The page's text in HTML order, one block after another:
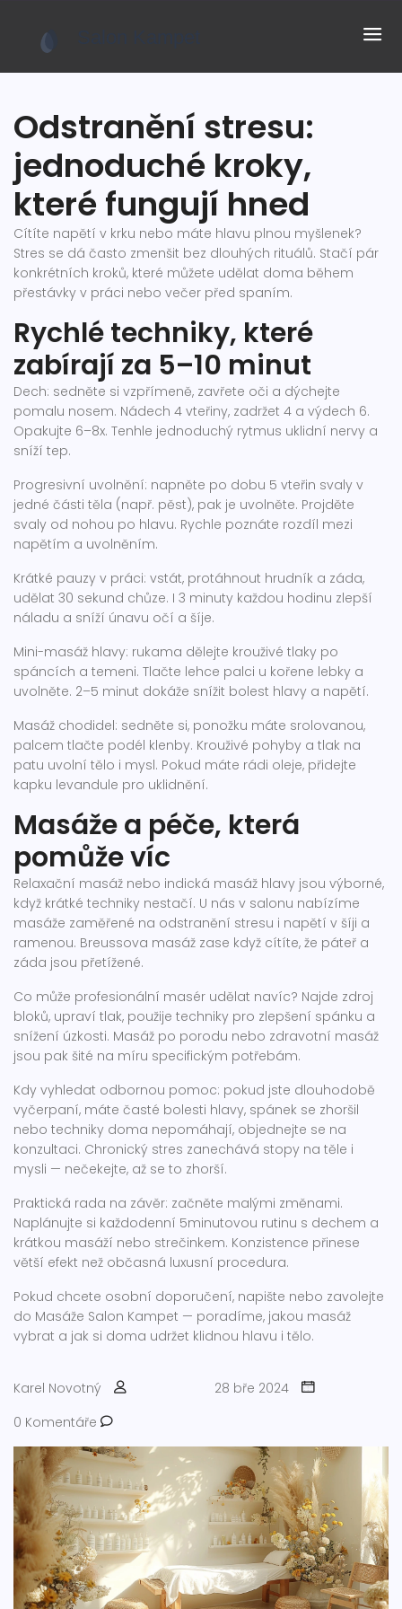
Odstranění stresu:
jednoduché kroky,
které fungují hned
Cítíte napětí v krku nebo máte hlavu plnou myšlenek?
Stres se dá často zmenšit bez dlouhých rituálů. Stačí pár
konkrétních kroků, které můžete udělat doma během
přestávky v práci nebo večer před spaním.
Rychlé techniky, které
zabírají za 5–10 minut
Dech: sedněte si vzpřímeně, zavřete oči a dýchejte
pomalu nosem. Nádech 4 vteřiny, zadržet 4 a výdech 6.
Opakujte 6–8x. Tenhle jednoduchý rytmus uklidní nervy a
sníží tep.
Progresivní uvolnění: napněte po dobu 5 vteřin svaly v
jedné části těla (např. pěst), pak je uvolněte. Projděte
svaly od nohou po hlavu. Rychle poznáte rozdíl mezi
napětím a uvolněním.
Krátké pauzy v práci: vstát, protáhnout hrudník a záda,
udělat 30 sekund chůze. I 3 minuty každou hodinu zlepší
náladu a sníží únavu očí a šíje.
Mini-masáž hlavy: rukama dělejte krouživé tlaky po
spáncích a temeni. Tlačte lehce palci u kořene lebky a
uvolněte. 2–5 minut dokáže snížit bolest hlavy a napětí.
Masáž chodidel: sedněte si, ponožku máte srolovanou,
palcem tlačte podél klenby. Krouživé pohyby a tlak na
patu uvolní tělo i mysl. Pokud máte rádi oleje, přidejte
kapku levandule pro uklidnění.
Masáže a péče, která
pomůže víc
Relaxační masáž nebo indická masáž hlavy jsou výborné,
když krátké techniky nestačí. U nás v salonu nabízíme
masáže zaměřené na odstranění stresu i napětí v šíji a
ramenou. Breussova masáž zase když cítíte, že páteř a
záda jsou přetížené.
Co může profesionální masér udělat navíc? Najde zdroj
bloků, upraví tlak, použije techniky pro zlepšení spánku a
snížení úzkosti. Masáž po porodu nebo zdravotní masáž
jsou pak šité na míru specifickým potřebám.
Kdy vyhledat odbornou pomoc: pokud jste dlouhodobě
vyčerpaní, máte časté bolesti hlavy, spánek se zhoršil
nebo techniky doma nepomáhají, objednejte se na
konzultaci. Chronický stres zanechává stopy na těle i
mysli — nečekejte, až se to zhorší.
Praktická rada na závěr: začněte malými změnami.
Naplánujte si každodenní 5minutovou rutinu s dechem a
krátkou masáží nebo strečinkem. Konzistence přinese
větší efekt než občasná luxusní procedura.
Pokud chcete osobní doporučení, napište nebo zavolejte
do Masáže Salon Kampet — poradíme, jakou masáž
vybrat a jak si doma udržet klidnou hlavu i tělo.
Karel Novotný
28 bře 2024
0 Komentáře